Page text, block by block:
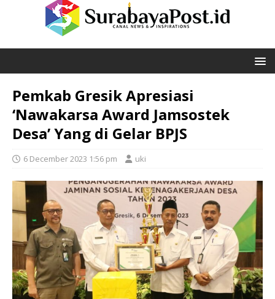
Pemkab Gresik Apresiasi
‘Nawakarsa Award Jamsostek
Desa’ Yang di Gelar BPJS
6 December 2023 1:56 pm uki